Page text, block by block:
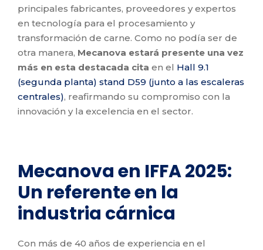
principales fabricantes, proveedores y expertos
en tecnología para el procesamiento y
transformación de carne. Como no podía ser de
otra manera, Mecanova estará presente una vez
más en esta destacada cita en el Hall 9.1
(segunda planta) stand D59 (junto a las escaleras
centrales), reafirmando su compromiso con la
innovación y la excelencia en el sector.
Mecanova en IFFA 2025:
Un referente en la
industria cárnica
Con más de 40 años de experiencia en el